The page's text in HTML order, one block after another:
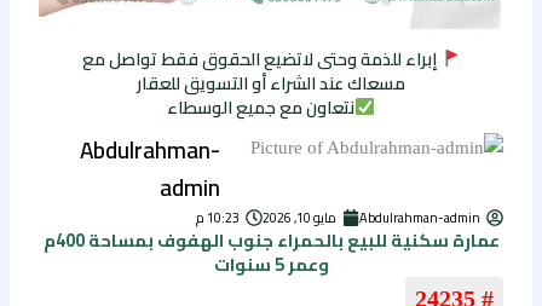
إبراء للذمة وحتى لاتضيع الحقوق فقط تواصل مع
مسعاك عند الشراء أو التسويق للعقار
نتعاون مع جميع الوسطاء
Abdulrahman-
admin
Abdulrahman-admin مايو 10, 2026 10:23 م
عمارة سكنية للبيع بالحمراء جنوب الهفوف بمساحة 400م
وعمر 5 سنوات
# 24235